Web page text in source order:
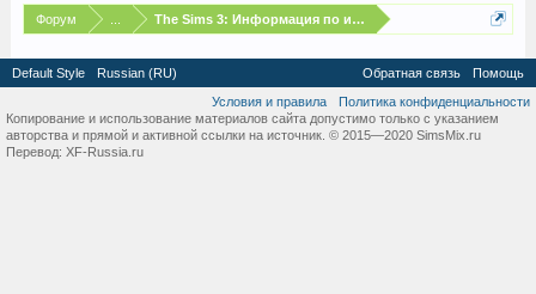
Форум The Sims 3: Информация по игре
Default Style Russian (RU) Обратная связь
Помощь
Условия и правила
Политика конфиденциальности
Копирование и использование материалов сайта допустимо только с указанием
авторства и прямой и активной ссылки на источник. © 2015—2020 SimsMix.ru
Перевод: XF-Russia.ru